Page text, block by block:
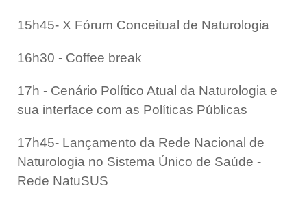
15h45- X Fórum Conceitual de Naturologia
16h30 - Coffee break
17h - Cenário Político Atual da Naturologia e
sua interface com as Políticas Públicas
17h45- Lançamento da Rede Nacional de
Naturologia no Sistema Único de Saúde -
Rede NatuSUS